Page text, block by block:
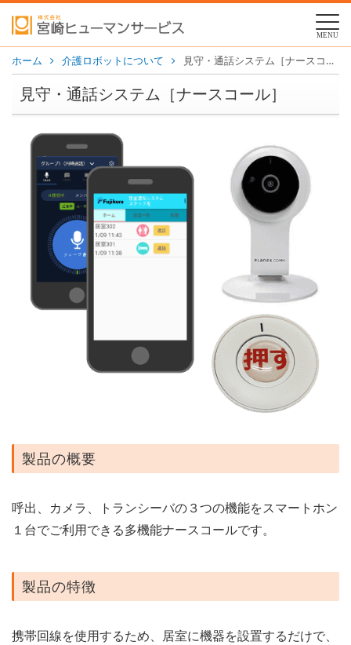
MENU
ホーム 介護ロボットについて 見守・通話システム［ナースコール］
見守・通話システム［ナースコール］
製品の概要
呼出、カメラ、トランシーバの３つの機能をスマートホン
１台でご利用できる多機能ナースコールです。
製品の特徴
携帯回線を使用するため、居室に機器を設置するだけで、